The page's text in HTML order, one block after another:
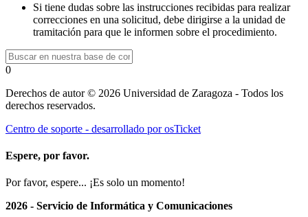
Si tiene dudas sobre las instrucciones recibidas para realizar
correcciones en una solicitud, debe dirigirse a la unidad de
tramitación para que le informen sobre el procedimiento.
0
Derechos de autor © 2026 Universidad de Zaragoza - Todos los
derechos reservados.
Centro de soporte - desarrollado por osTicket
Espere, por favor.
Por favor, espere... ¡Es solo un momento!
2026 - Servicio de Informática y Comunicaciones